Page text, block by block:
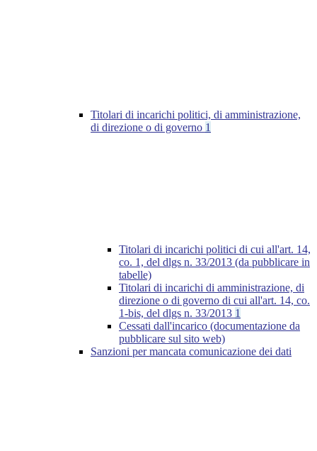
Titolari di incarichi politici, di amministrazione,
di direzione o di governo 1
Titolari di incarichi politici di cui all'art. 14,
co. 1, del dlgs n. 33/2013 (da pubblicare in
tabelle)
Titolari di incarichi di amministrazione, di
direzione o di governo di cui all'art. 14, co.
1-bis, del dlgs n. 33/2013 1
Cessati dall'incarico (documentazione da
pubblicare sul sito web)
Sanzioni per mancata comunicazione dei dati